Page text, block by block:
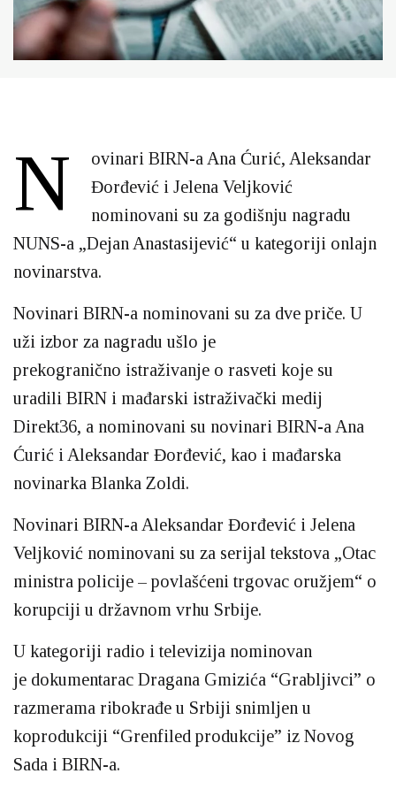
N
ovinari BIRN-a Ana Ćurić, Aleksandar
Đorđević i Jelena Veljković
nominovani su za godišnju nagradu
NUNS-a „Dejan Anastasijević“ u kategoriji onlajn
novinarstva.
Novinari BIRN-a nominovani su za dve priče. U
uži izbor za nagradu ušlo je
prekogranično istraživanje o rasveti koje su
uradili BIRN i mađarski istraživački medij
Direkt36, a nominovani su novinari BIRN-a Ana
Ćurić i Aleksandar Đorđević, kao i mađarska
novinarka Blanka Zoldi.
Novinari BIRN-a Aleksandar Đorđević i Jelena
Veljković nominovani su za serijal tekstova „Otac
ministra policije – povlašćeni trgovac oružjem“ o
korupciji u državnom vrhu Srbije.
U kategoriji radio i televizija nominovan
je dokumentarac Dragana Gmizića “Grabljivci” o
razmerama ribokrađe u Srbiji snimljen u
koprodukciji “Grenfiled produkcije” iz Novog
Sada i BIRN-a.